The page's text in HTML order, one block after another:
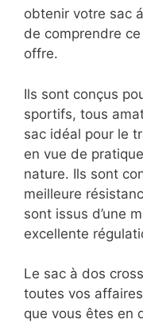
obtenir votre sac
de comprendre
offre.
Ils sont conçus
sportifs, tous
sac idéal pour le
en vue de
nature. Ils sont
meilleure
sont issus d’une
excellente
Le sac à dos
toutes vos
que vous êtes en